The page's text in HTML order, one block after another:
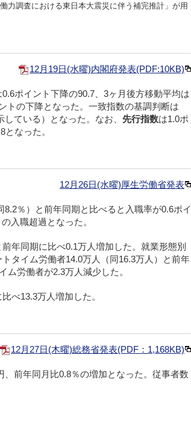
力調査における東日本大震災に伴う補完推計」が用
12月19日(水曜)内閣府発表(PDF:10KB)
0.6ポイント下降の90.7、3ヶ月後方移動平均は
トの下降となった。一致指数の基調判断は
ている）となった。なお、 先行指数は1.0ポ
なった。
12月26日(水曜)厚生労働省発表
％）と前年同期と比べると入職率が0.6ポイ
入職超過となった。
年同期に比べ0.1万人増加した。就業形態別
タイム労働者14.0万人（同16.3万人）と前年
ム労働者が2.3万人減少した。
べ13.3万人増加した。
12月27日(木曜)総務省発表(PDF：1,168KB)
前年同月比0.8％の増加となった。従事者数